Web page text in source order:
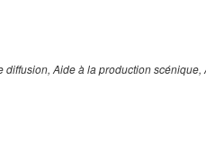
Aide à la production scénique,